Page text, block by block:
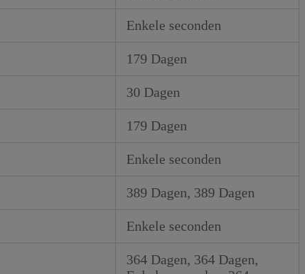
Enkele seconden
179 Dagen
30 Dagen
179 Dagen
Enkele seconden
389 Dagen, 389 Dagen
Enkele seconden
364 Dagen, 364 Dagen,